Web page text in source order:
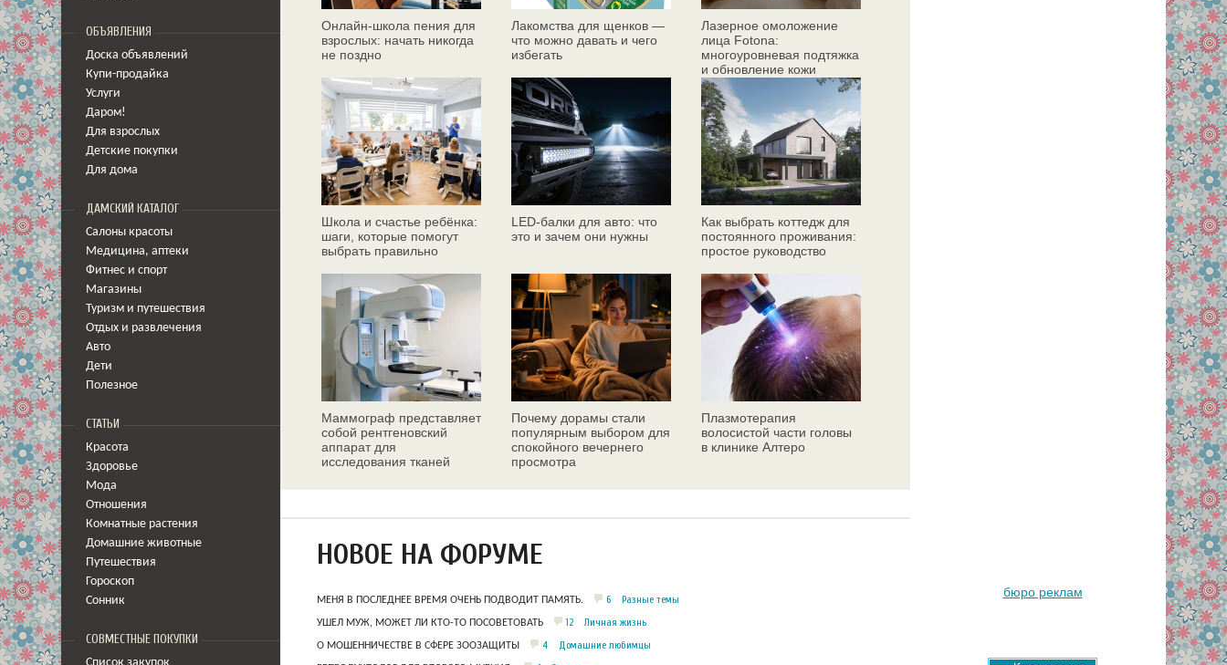
ОБЪЯВЛЕНИЯ
Доска объявлений
Купи-продайка
Услуги
Даром!
Для взрослых
Детские покупки
Для дома
ДАМСКИЙ КАТАЛОГ
Салоны красоты
Медицина, аптеки
Фитнес и спорт
Магазины
Туризм и путешествия
Отдых и развлечения
Авто
Дети
Полезное
СТАТЬИ
Красота
Здоровье
Мода
Отношения
Комнатные растения
Домашние животные
Путешествия
Гороскоп
Сонник
СОВМЕСТНЫЕ ПОКУПКИ
Онлайн‑школа пения для
взрослых: начать никогда
не поздно
Лакомства для щенков —
что можно давать и чего
избегать
Лазерное омоложение
лица Fotona:
многоуровневая подтяжка
и обновление кожи
Школа и счастье ребёнка:
шаги, которые помогут
выбрать правильно
LED-балки для авто: что
это и зачем они нужны
Как выбрать коттедж для
постоянного проживания:
простое руководство
Маммограф представляет
собой рентгеновский
аппарат для
исследования тканей
Почему дорамы стали
популярным выбором для
спокойного вечернего
просмотра
Плазмотерапия
волосистой части головы
в клинике Алтеро
НОВОЕ НА ФОРУМЕ
МЕНЯ В ПОСЛЕДНЕЕ ВРЕМЯ ОЧЕНЬ ПОДВОДИТ ПАМЯТЬ. 6 Разные темы
УШЕЛ МУЖ, МОЖЕТ ЛИ КТО-ТО ПОСОВЕТОВАТЬ 12 Личная жизнь
О МОШЕННИЧЕСТВЕ В СФЕРЕ ЗООЗАЩИТЫ 4 Домашние любимцы
бюро реклам